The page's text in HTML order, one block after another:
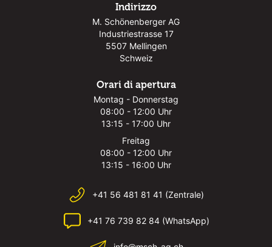
Indirizzo
M. Schönenberger AG
Industriestrasse 17
5507 Mellingen
Schweiz
Orari di apertura
Montag - Donnerstag
08:00 - 12:00 Uhr
13:15 - 17:00 Uhr
Freitag
08:00 - 12:00 Uhr
13:15 - 16:00 Uhr
+41 56 481 81 41 (Zentrale)
+41 76 739 82 84 (WhatsApp)